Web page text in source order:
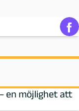
en möjlighet att